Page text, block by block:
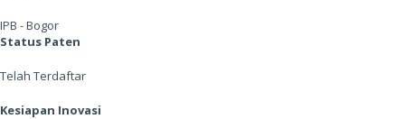
IPB - Bogor
Status Paten
Telah Terdaftar
Kesiapan Inovasi